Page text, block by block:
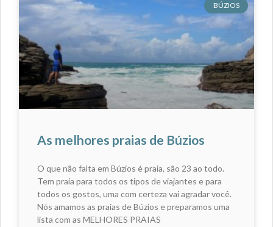
BÚZIOS
As melhores praias de Búzios
O que não falta em Búzios é praia, são 23 ao todo.
Tem praia para todos os tipos de viajantes e para
todos os gostos, uma com certeza vai agradar você.
Nós amamos as praias de Búzios e preparamos uma
lista com as MELHORES PRAIAS